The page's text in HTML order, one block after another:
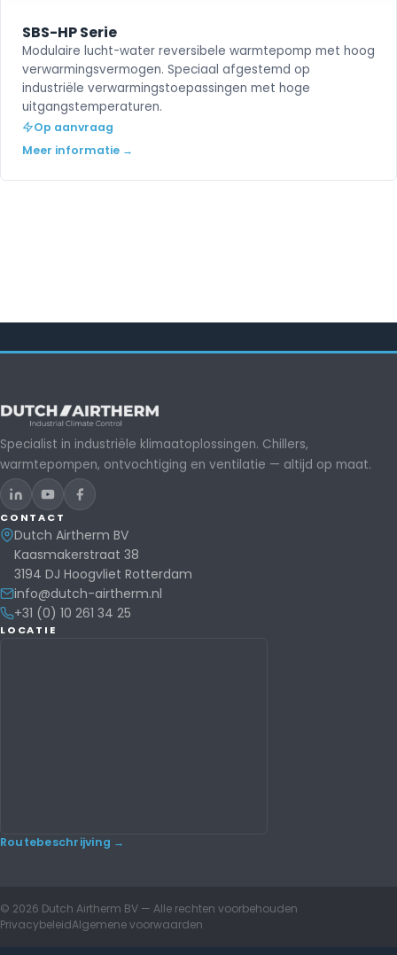
SBS-HP Serie
Modulaire lucht-water reversibele warmtepomp met hoog
verwarmingsvermogen. Speciaal afgestemd op
industriële verwarmingstoepassingen met hoge
uitgangstemperaturen.
Op aanvraag
Meer informatie →
Specialist in industriële klimaatoplossingen. Chillers,
warmtepompen, ontvochtiging en ventilatie — altijd op maat.
CONTACT
Dutch Airtherm BV
Kaasmakerstraat 38
3194 DJ Hoogvliet Rotterdam
info@dutch-airtherm.nl
+31 (0) 10 261 34 25
LOCATIE
Routebeschrijving →
© 2026 Dutch Airtherm BV — Alle rechten voorbehouden
PrivacybeleidAlgemene voorwaarden